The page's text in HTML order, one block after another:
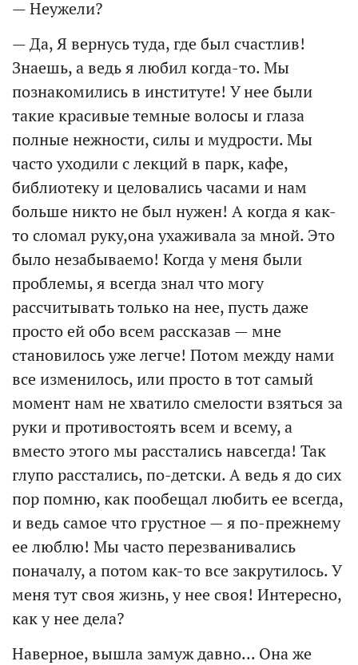
— Неужели?
— Да, Я вернусь туда, где был счастлив!
Знаешь, а ведь я любил когда-то. Мы
познакомились в институте! У нее были
такие красивые темные волосы и глаза
полные нежности, силы и мудрости. Мы
часто уходили с лекций в парк, кафе,
библиотеку и целовались часами и нам
больше никто не был нужен! А когда я как-
то сломал руку,она ухаживала за мной. Это
было незабываемо! Когда у меня были
проблемы, я всегда знал что могу
рассчитывать только на нее, пусть даже
просто ей обо всем рассказав — мне
становилось уже легче! Потом между нами
все изменилось, или просто в тот самый
момент нам не хватило смелости взяться за
руки и противостоять всем и всему, а
вместо этого мы расстались навсегда! Так
глупо расстались, по-детски. А ведь я до сих
пор помню, как пообещал любить ее всегда,
и ведь самое что грустное — я по-прежнему
ее люблю! Мы часто перезванивались
поначалу, а потом как-то все закрутилось. У
меня тут своя жизнь, у нее своя! Интересно,
как у нее дела?
Наверное, вышла замуж давно... Она же